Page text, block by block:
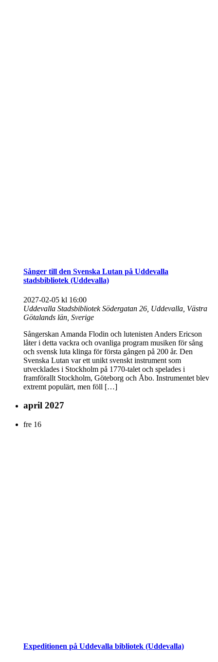
Sånger till den Svenska Lutan på Uddevalla
stadsbibliotek (Uddevalla)
2027-02-05 kl 16:00
Uddevalla StadsbibliotekSödergatan 26, Uddevalla, Västra
Götalands län, Sverige
Sångerskan Amanda Flodin och lutenisten Anders Ericson
låter i detta vackra och ovanliga program musiken för sång
och svensk luta klinga för första gången på 200 år. Den
Svenska Lutan var ett unikt svenskt instrument som
utvecklades i Stockholm på 1770-talet och spelades i
framförallt Stockholm, Göteborg och Åbo. Instrumentet blev
extremt populärt, men föll […]
april 2027
fre 16
Expeditionen på Uddevalla bibliotek (Uddevalla)